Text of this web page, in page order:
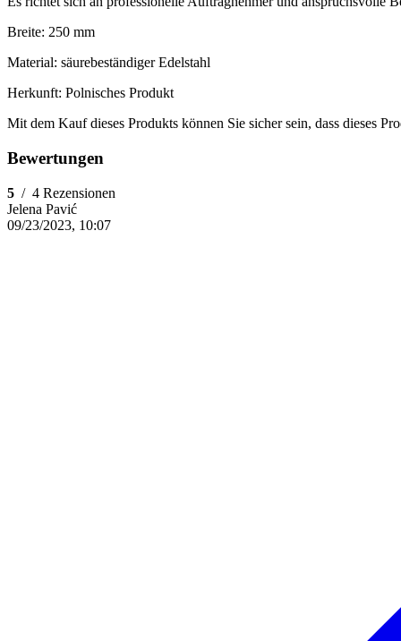
Breite: 250 mm
Material: säurebeständiger Edelstahl
Herkunft: Polnisches Produkt
Mit dem Kauf dieses Produkts können Sie sicher sein, dass dieses
Bewertungen
5 / 4 Rezensionen
Jelena Pavić
09/23/2023, 10:07